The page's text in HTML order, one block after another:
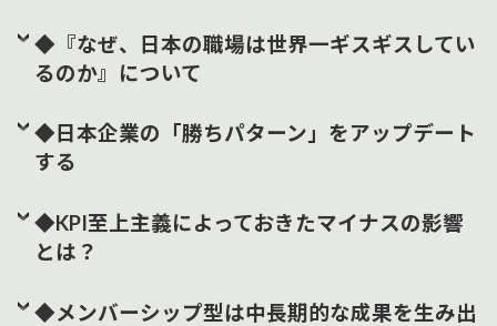
◆『なぜ、日本の職場は世界一ギスギスしてい
るのか』について
◆日本企業の「勝ちパターン」をアップデート
する
◆KPI至上主義によっておきたマイナスの影響
とは？
◆メンバーシップ型は中長期的な成果を生み出